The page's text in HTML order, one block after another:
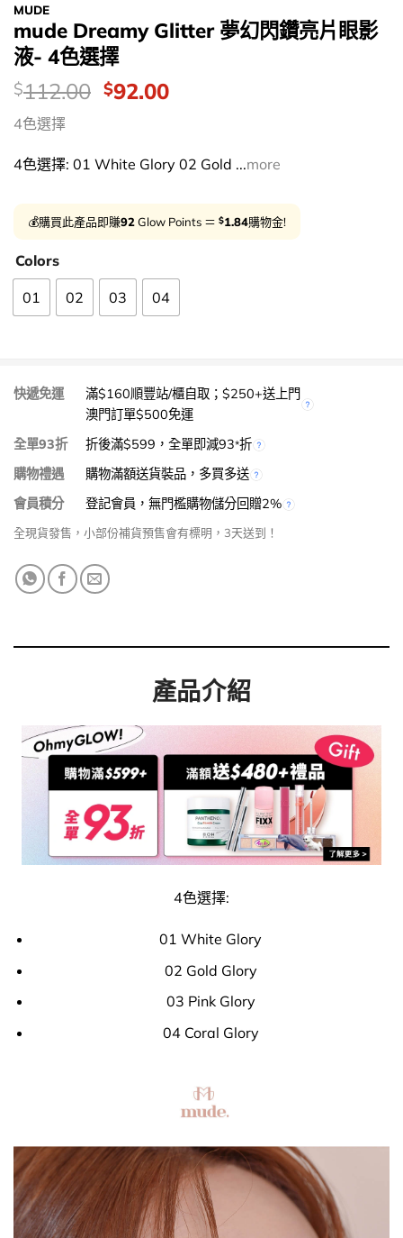
MUDE
mude Dreamy Glitter 夢幻閃鑽亮片眼影
液- 4色選擇
價
錢：
$112.00 Original
$112.00.
$92.00Current
$92.00.
4色選擇
4色選擇: 01 White Glory 02 Gold ...more
💰購買此產品即賺92Glow Points ＝ $1.84購物金!
Colors
01 02 03 04
快遞免運
滿$160順豐站/櫃自取；$250+送上門
澳門訂單$500免運
全單93折
折後滿$599，全單即減93*折
購物禮遇
購物滿額送貨裝品，多買多送
會員積分
登記會員，無門檻購物儲分回贈2%
全現貨發售，小部份補貨預售會有標明，3天送到！
產品介紹
4色選擇:
01 White Glory
02 Gold Glory
03 Pink Glory
04 Coral Glory